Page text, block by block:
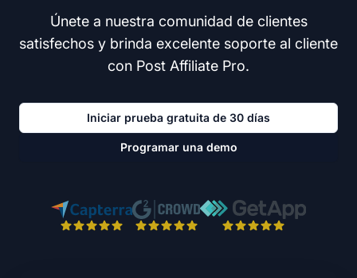
Únete a nuestra comunidad de clientes
satisfechos y brinda excelente soporte al cliente
con Post Affiliate Pro.
Iniciar prueba gratuita de 30 días
Programar una demo